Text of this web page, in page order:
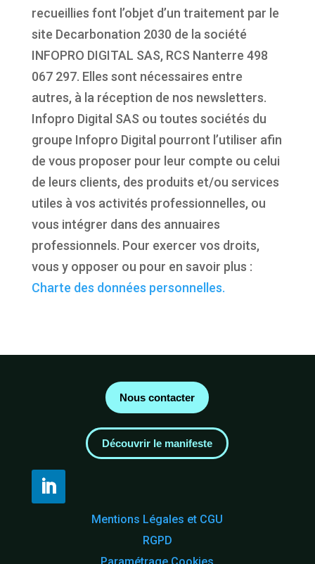
recueillies font l’objet d’un traitement par le
site Decarbonation 2030 de la société
INFOPRO DIGITAL SAS, RCS Nanterre 498
067 297. Elles sont nécessaires entre
autres, à la réception de nos newsletters.
Infopro Digital SAS ou toutes sociétés du
groupe Infopro Digital pourront l’utiliser afin
de vous proposer pour leur compte ou celui
de leurs clients, des produits et/ou services
utiles à vos activités professionnelles, ou
vous intégrer dans des annuaires
professionnels. Pour exercer vos droits,
vous y opposer ou pour en savoir plus :
Charte des données personnelles.
Nous contacter
Découvrir le manifeste
Mentions Légales et CGU
RGPD
Paramétrage Cookies